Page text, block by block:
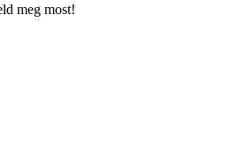
meg most!